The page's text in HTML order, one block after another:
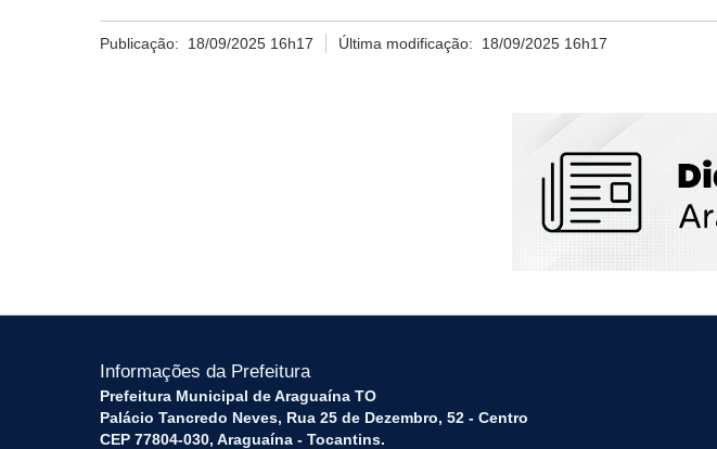
Publicação: 18/09/2025 16h17 Última modificação: 18/09/2025 16h17
Informações da Prefeitura
Prefeitura Municipal de Araguaína TO
Palácio Tancredo Neves, Rua 25 de Dezembro, 52 - Centro
CEP 77804-030, Araguaína - Tocantins.